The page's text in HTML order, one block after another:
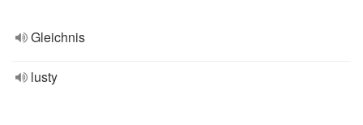
Gleichnis
lusty